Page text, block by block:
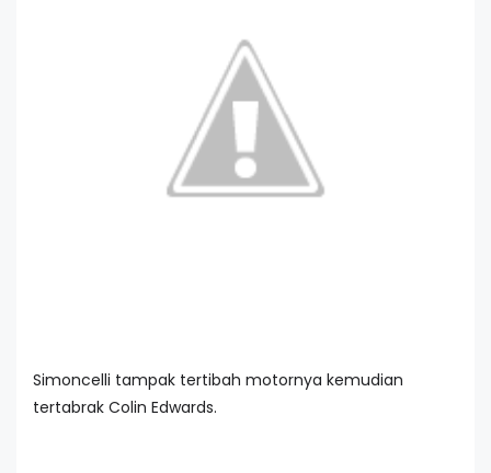
Simoncelli tampak tertibah motornya kemudian
tertabrak Colin Edwards.